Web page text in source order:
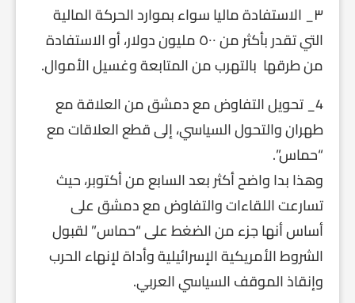
٣_ الاستفادة ماليا سواء بموارد الحركة المالية
التي تقدر بأكثر من ٥٠٠ مليون دولار، أو الاستفادة
من طرقها بالتهرب من المتابعة وغسيل الأموال.
4_ تحويل التفاوض مع دمشق من العلاقة مع
طهران والتحول السياسي، إلى قطع العلاقات مع
“حماس”.
وهذا بدا واضح أكثر بعد السابع من أكتوبر، حيث
تسارعت اللقاءات والتفاوض مع دمشق على
أساس أنها جزء من الضغط على “حماس” لقبول
الشروط الأمريكية الإسرائيلية وأداة لإنهاء الحرب
وإنقاذ الموقف السياسي العربي.